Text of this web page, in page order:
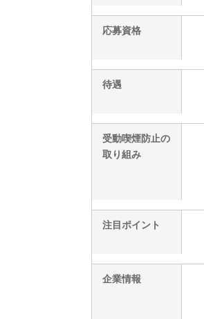
応募資格
待遇
受動喫煙防止の
取り組み
注目ポイント
企業情報